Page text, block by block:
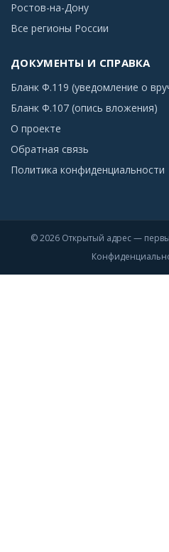
Ростов-на-Дону
Все регионы России
ДОКУМЕНТЫ И СПРАВКА
Бланк Ф.119 (уведомление о
Бланк Ф.107 (опись вложения)
О проекте
Обратная связь
Политика конфиденциальности
© 2026 Открытый адрес —